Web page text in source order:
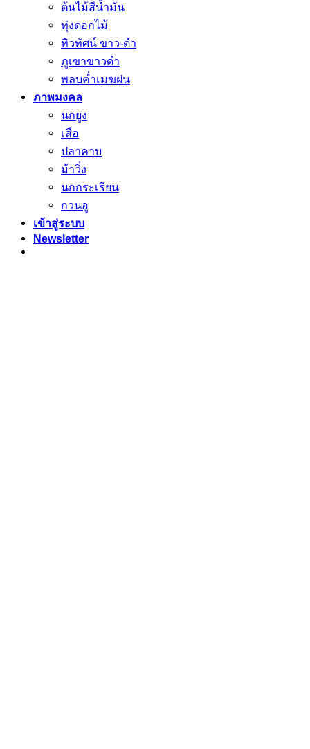
ต้นไม้สีน้ำมัน
ทุ่งดอกไม้
ทิวทัศน์ ขาว-ดำ
ภูเขาขาวดำ
พลบค่ำเมฆฝน
ภาพมงคล
นกยูง
เสือ
ปลาคาบ
ม้าวิ่ง
นกกระเรียน
กวนอู
เข้าสู่ระบบ
Newsletter